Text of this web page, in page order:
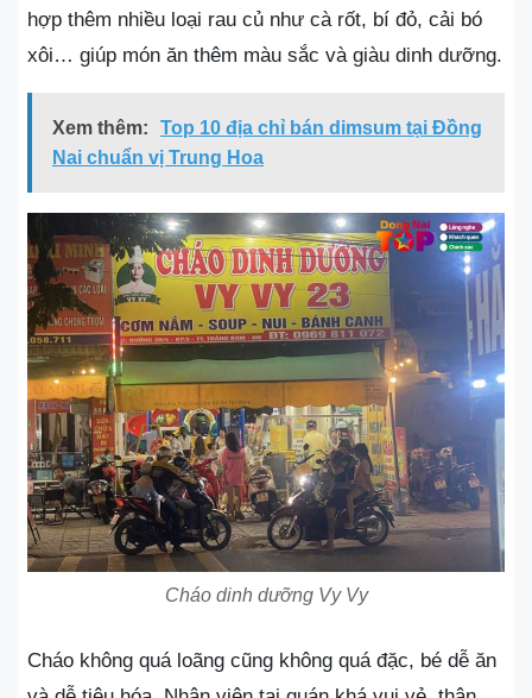
hợp thêm nhiều loại rau củ như cà rốt, bí đỏ, cải bó
xôi… giúp món ăn thêm màu sắc và giàu dinh dưỡng.
Xem thêm:
Top 10 địa chỉ bán dimsum tại Đồng
Nai chuẩn vị Trung Hoa
Cháo dinh dưỡng Vy Vy
Cháo không quá loãng cũng không quá đặc, bé dễ ăn